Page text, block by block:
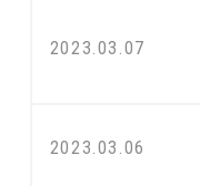
2023.03.07
2023.03.06